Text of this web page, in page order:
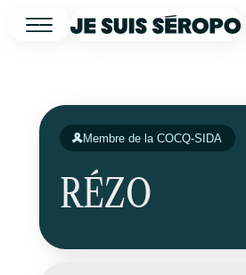
Membre de la COCQ-SIDA
RÉZO